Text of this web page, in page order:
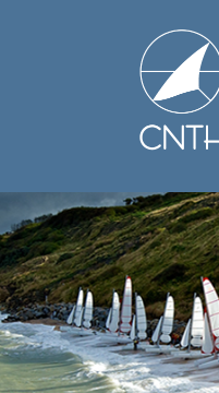
Accueil
Pratiques
Tarifs
Formation
Sécurité
Actualités &